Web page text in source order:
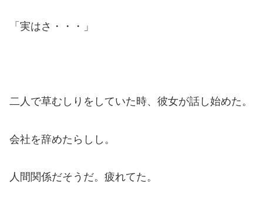
「実はさ・・・」
二人で草むしりをしていた時、彼女が話し始めた。
会社を辞めたらしし。
人間関係だそうだ。疲れてた。